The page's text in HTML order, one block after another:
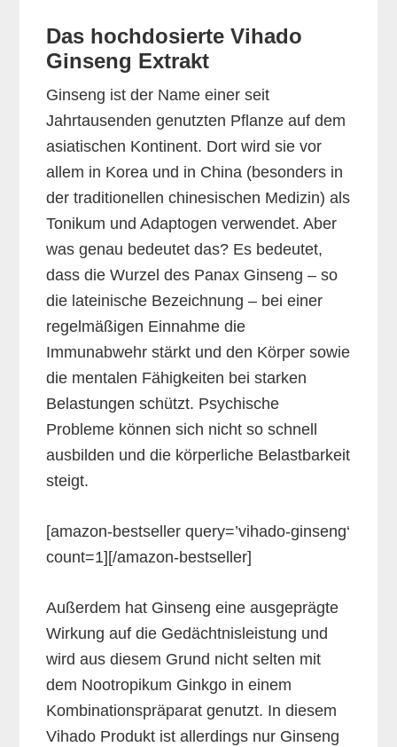
Das hochdosierte Vihado
Ginseng Extrakt
Ginseng ist der Name einer seit
Jahrtausenden genutzten Pflanze auf dem
asiatischen Kontinent. Dort wird sie vor
allem in Korea und in China (besonders in
der traditionellen chinesischen Medizin) als
Tonikum und Adaptogen verwendet. Aber
was genau bedeutet das? Es bedeutet,
dass die Wurzel des Panax Ginseng – so
die lateinische Bezeichnung – bei einer
regelmäßigen Einnahme die
Immunabwehr stärkt und den Körper sowie
die mentalen Fähigkeiten bei starken
Belastungen schützt. Psychische
Probleme können sich nicht so schnell
ausbilden und die körperliche Belastbarkeit
steigt.
[amazon-bestseller query=’vihado-ginseng‘
count=1][/amazon-bestseller]
Außerdem hat Ginseng eine ausgeprägte
Wirkung auf die Gedächtnisleistung und
wird aus diesem Grund nicht selten mit
dem Nootropikum Ginkgo in einem
Kombinationspräparat genutzt. In diesem
Vihado Produkt ist allerdings nur Ginseng